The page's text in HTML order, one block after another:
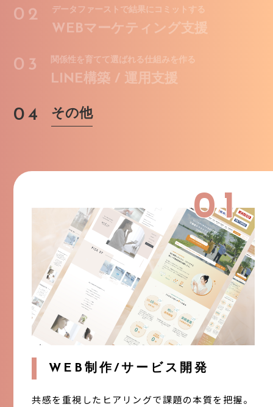
02 データファーストで結果にコミットする
WEBマーケティング支援
03 関係性を育てて選ばれる仕組みを作る
LINE構築 / 運用支援
04 その他
01
WEB制作/サービス開発
共感を重視したヒアリングで課題の本質を把握。